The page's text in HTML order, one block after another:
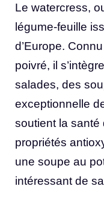
Le watercress,
légume-feuille
d’Europe.
poivré, il
salades, des
exceptionnelle
soutient la santé
propriétés
une soupe au
intéressant de